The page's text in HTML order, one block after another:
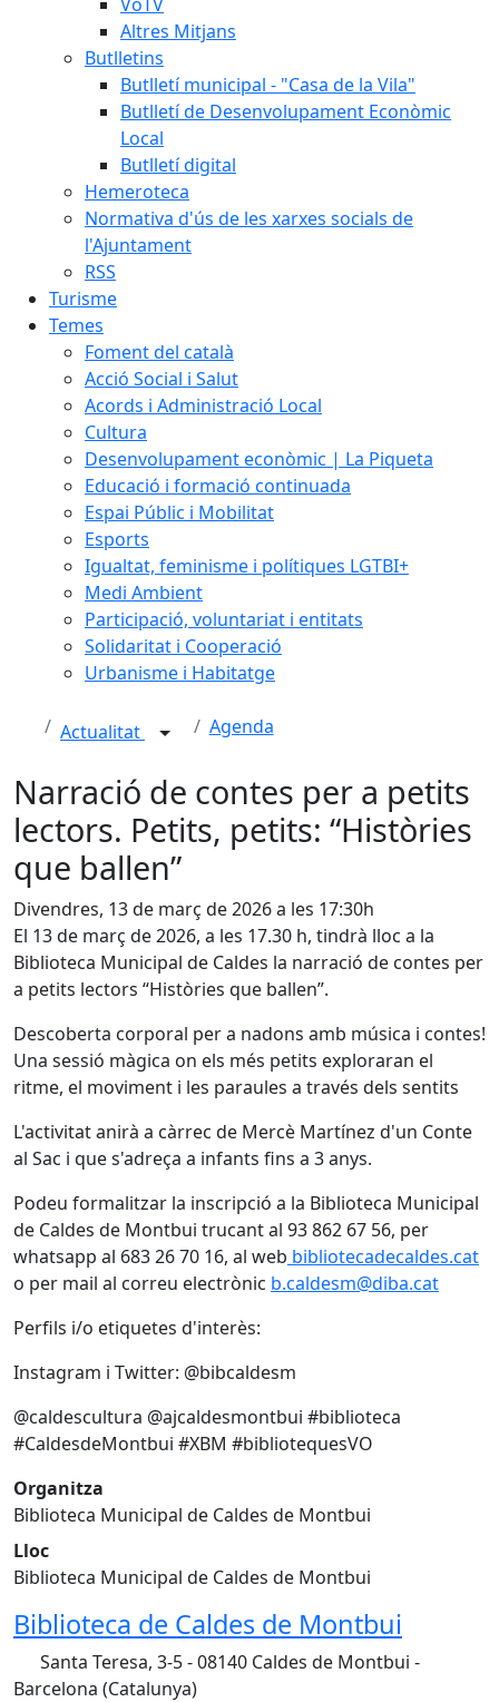
Altres Mitjans
Butlletins
Butlletí municipal - "Casa de la Vila"
Butlletí de Desenvolupament Econòmic
Local
Butlletí digital
Hemeroteca
Normativa d'ús de les xarxes socials de
l'Ajuntament
RSS
Turisme
Temes
Foment del català
Acció Social i Salut
Acords i Administració Local
Cultura
Desenvolupament econòmic | La Piqueta
Educació i formació continuada
Espai Públic i Mobilitat
Esports
Igualtat, feminisme i polítiques LGTBI+
Medi Ambient
Participació, voluntariat i entitats
Solidaritat i Cooperació
Urbanisme i Habitatge
Actualitat Agenda
Narració de contes per a petits
lectors. Petits, petits: “Històries
que ballen”
Divendres, 13 de març de 2026 a les 17:30h
El 13 de març de 2026, a les 17.30 h, tindrà lloc a la
Biblioteca Municipal de Caldes la narració de contes per
a petits lectors “Històries que ballen”.
Descoberta corporal per a nadons amb música i contes!
Una sessió màgica on els més petits exploraran el
ritme, el moviment i les paraules a través dels sentits
L'activitat anirà a càrrec de Mercè Martínez d'un Conte
al Sac i que s'adreça a infants fins a 3 anys.
Podeu formalitzar la inscripció a la Biblioteca Municipal
de Caldes de Montbui trucant al 93 862 67 56, per
whatsapp al 683 26 70 16, al web bibliotecadecaldes.cat
o per mail al correu electrònic b.caldesm@diba.cat
Perfils i/o etiquetes d'interès:
Instagram i Twitter: @bibcaldesm
@caldescultura @ajcaldesmontbui #biblioteca
#CaldesdeMontbui #XBM #bibliotequesVO
Organitza
Biblioteca Municipal de Caldes de Montbui
Lloc
Biblioteca Municipal de Caldes de Montbui
Biblioteca de Caldes de Montbui
Santa Teresa, 3-5 - 08140 Caldes de Montbui -
Barcelona (Catalunya)